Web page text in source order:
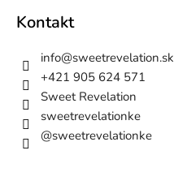
Kontakt
info@sweetrevelation.sk
+421 905 624 571
Sweet Revelation
sweetrevelationke
@sweetrevelationke